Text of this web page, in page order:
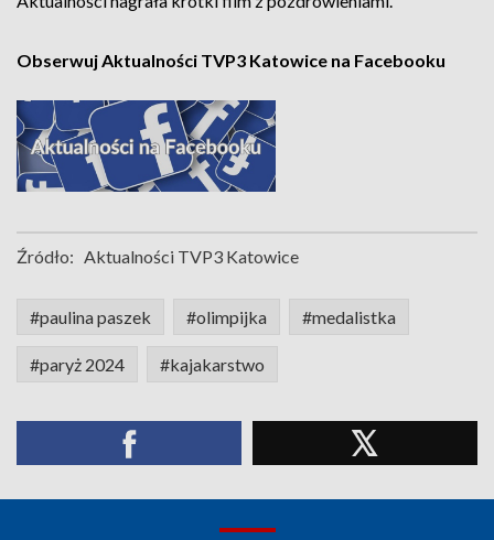
Obserwuj Aktualności TVP3 Katowice na Facebooku
Źródło: Aktualności TVP3 Katowice
#paulina paszek #olimpijka #medalistka
#paryż 2024 #kajakarstwo